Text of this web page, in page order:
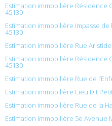
Estimation immobilière Résidence
45130
Estimation immobilière Impasse
45130
Estimation immobilière Rue
Estimation immobilière Résidence
45130
Estimation immobilière Rue de
Estimation immobilière Lieu Dit
Estimation immobilière Rue de la
Estimation immobilière 5e Avenue